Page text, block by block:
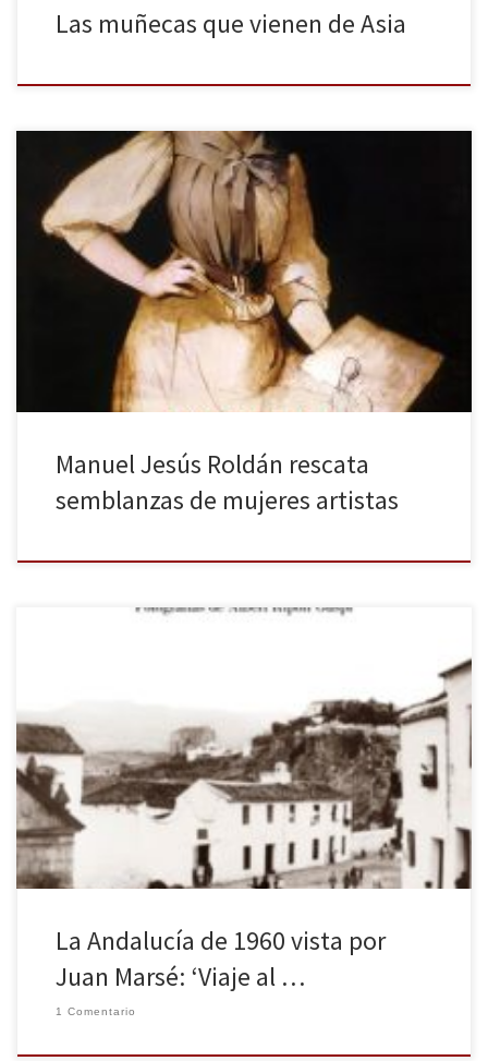
Las muñecas que vienen de Asia
El Paseo Editorial presenta un libro sobre Historia del Arte un tanto
diferente. La incógnita recae en el enfoque que el autor plantea
para esta obra. Generalmente, se podría decir que, de manera
constante, este tipo de volúmenes sobre creadores suelen poner
el foco de su estudio en torno a […]
Manuel Jesús Roldán rescata
semblanzas de mujeres artistas
la editorial Lumen con la publicación de Viaje al sur de Juan
Marsé (enero de 1933-julio de 2020). Perdido el manuscrito
definitivo desde el año 1963, en que se descartó para la
publicación en Ruedo Ibérico (la editorial que publicó en 1962 La
guerra civil española de Hugh Thomas y El laberinto […]
La Andalucía de 1960 vista por
Juan Marsé: ‘Viaje al …
1 Comentario